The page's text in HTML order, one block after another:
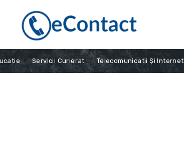
Servicii Curierat Telecomunicatii Și Internet